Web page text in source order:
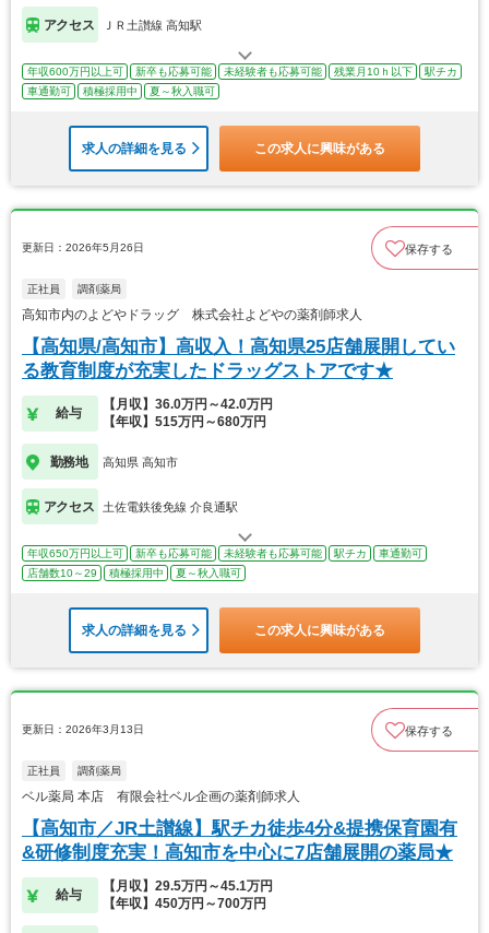
アクセス ＪＲ土讃線 高知駅
年収600万円以上可 新卒も応募可能 未経験者も応募可能 残業月10ｈ以下
駅チカ
車通勤可
積極採用中 夏～秋入職可
求人の詳細を見る この求人に興味がある
更新日：2026年5月26日 保存する
正社員 調剤薬局
高知市内のよどやドラッグ 株式会社よどやの薬剤師求人
【高知県/高知市】高収入！高知県25店舗展開してい
る教育制度が充実したドラッグストアです★
給与
【月収】36.0万円～42.0万円
【年収】515万円～680万円
勤務地 高知県 高知市
アクセス 土佐電鉄後免線 介良通駅
年収650万円以上可 新卒も応募可能 未経験者も応募可能 駅チカ
車通勤可
店舗数10～29
積極採用中 夏～秋入職可
求人の詳細を見る この求人に興味がある
更新日：2026年3月13日 保存する
正社員 調剤薬局
ベル薬局 本店 有限会社ベル企画の薬剤師求人
【高知市／JR土讃線】駅チカ徒歩4分&提携保育園有
&研修制度充実！高知市を中心に7店舗展開の薬局★
給与
【月収】29.5万円～45.1万円
【年収】450万円～700万円